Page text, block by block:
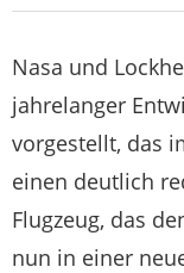
Nasa und
jahrelanger
vorgestellt, das
einen deutlich
Flugzeug, das
nun in einer